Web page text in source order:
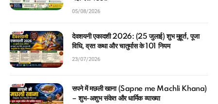
05/08/2026
देवशयनी एकादशी 2026: (25 जुलाई) शुभ मुहूर्त, पूजा
विधि, व्रत कथा और चातुर्मास के 101 नियम
23/07/2026
सपने में मछली खाना (Sapne me Machli Khana)
– शुभ-अशुभ संकेत और धार्मिक व्याख्या